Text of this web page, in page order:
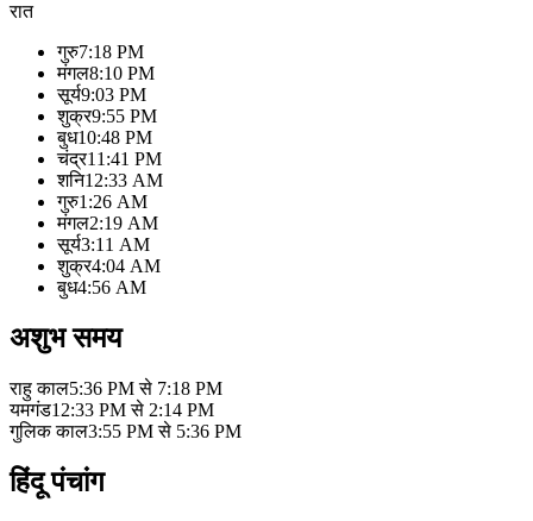
रात
गुरु7:18 PM
मंगल8:10 PM
सूर्य9:03 PM
शुक्र9:55 PM
बुध10:48 PM
चंद्र11:41 PM
शनि12:33 AM
गुरु1:26 AM
मंगल2:19 AM
सूर्य3:11 AM
शुक्र4:04 AM
बुध4:56 AM
अशुभ समय
राहु काल5:36 PM से 7:18 PM
यमगंड12:33 PM से 2:14 PM
गुलिक काल3:55 PM से 5:36 PM
हिंदू पंचांग